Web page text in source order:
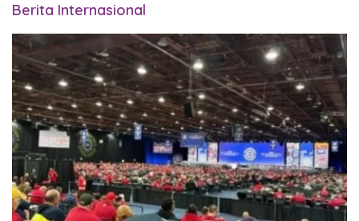
Berita Internasional